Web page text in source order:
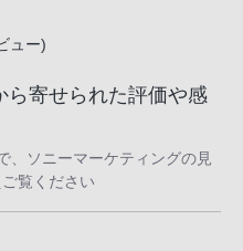
ュー)
ら寄せられた評価や感
、ソニーマーケティングの見
覧ください